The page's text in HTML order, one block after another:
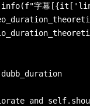
字幕
and